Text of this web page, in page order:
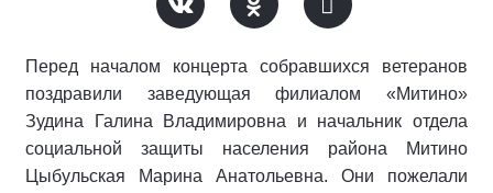
Перед началом концерта собравшихся ветеранов
поздравили заведующая филиалом «Митино»
Зудина Галина Владимировна и начальник отдела
социальной защиты населения района Митино
Цыбульская Марина Анатольевна. Они пожелали